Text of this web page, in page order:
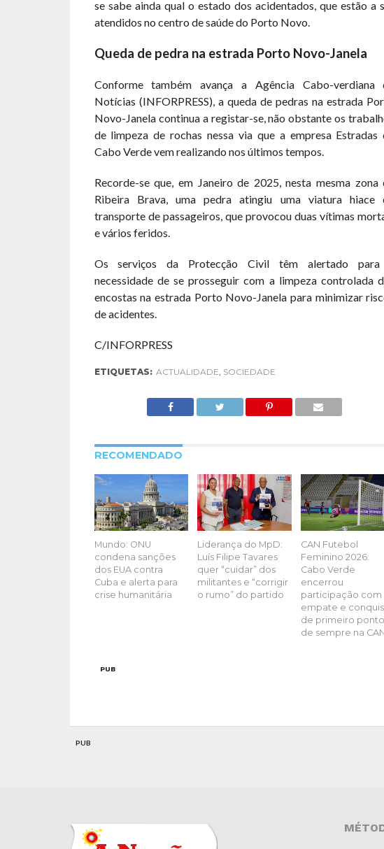
se sabe ainda qual o estado dos acidentados, que estão a
atendidos no centro de saúde do Porto Novo.
Queda de pedra na estrada Porto Novo-Janela
Conforme também avança a Agência Cabo-verdiana
Notícias (INFORPRESS), a queda de pedras na estrada
Novo-Janela continua a registar-se, não obstante os
de limpeza de rochas nessa via que a empresa Estradas
Cabo Verde vem realizando nos últimos tempos.
Recorde-se que, em Janeiro de 2025, nesta mesma zona
Ribeira Brava, uma pedra atingiu uma viatura hiace
transporte de passageiros, que provocou duas vítimas
e vários feridos.
Os serviços da Protecção Civil têm alertado
necessidade de se prosseguir com a limpeza controlada
encostas na estrada Porto Novo-Janela para minimizar
de acidentes.
C/INFORPRESS
ETIQUETAS: ACTUALIDADE, SOCIEDADE
RECOMENDADO
Mundo: ONU
condena sanções
dos EUA contra
Cuba e alerta para
crise humanitária
Liderança do MpD:
Luís Filipe Tavares
quer “cuidar” dos
militantes e “corrigir
o rumo” do partido
CAN Futebol
Feminino 2026:
Cabo Verde
encerrou
participação com
empate e
de primeiro ponto
de sempre na
PUB
PUB